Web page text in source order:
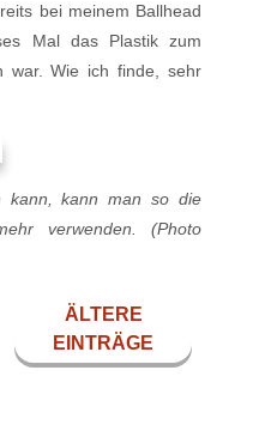
bei meinem Ballhead
Mal das Plastik zum
war. Wie ich finde, sehr
kann, kann man so die
verwenden. (Photo
ÄLTERE
EINTRÄGE